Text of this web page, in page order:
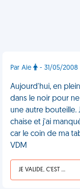
Par Aie - 31/05/2008
Aujourd'hui, en
dans le noir pour
une autre bouteille.
chaise et j'ai
car le coin de ma
VDM
JE VALIDE, C'EST UNE VDM